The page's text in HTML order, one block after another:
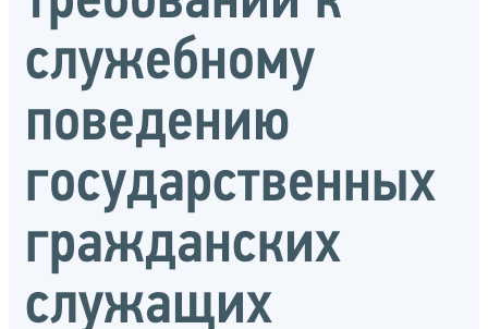
служебному
поведению
государственных
гражданских
служащих